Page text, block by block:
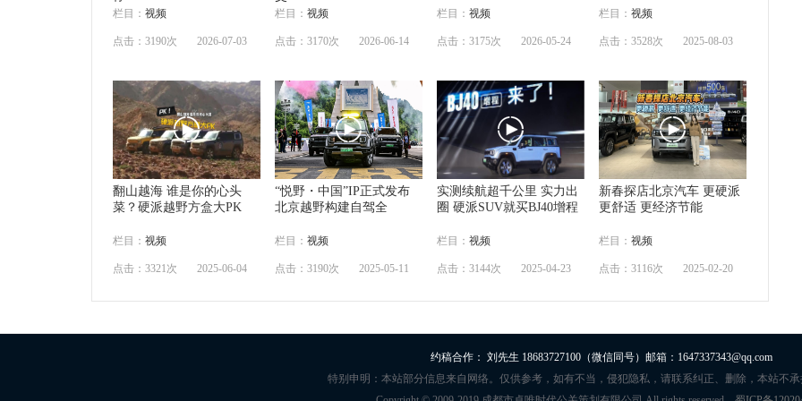
栏目： 视频
点击：3190次 2026-07-03
栏目： 视频
点击：3170次 2026-06-14
栏目： 视频
点击：3175次 2026-05-24
栏目： 视频
点击：3528次 2025-08-03
翻山越海 谁是你的心头
菜？硬派越野方盒大PK
栏目： 视频
点击：3321次 2025-06-04
“悦野・中国”IP正式发布
北京越野构建自驾全
栏目： 视频
点击：3190次 2025-05-11
实测续航超千公里 实力出
圈 硬派SUV就买BJ40增程
栏目： 视频
点击：3144次 2025-04-23
新春探店北京汽车 更硬派
更舒适 更经济节能
栏目： 视频
点击：3116次 2025-02-20
约稿合作： 刘先生 18683727100（微信同号）邮箱：1647337343@qq.com
特别申明：本站部分信息来自网络。仅供参考，如有不当，侵犯隐私，请联系纠正、删除，本站不